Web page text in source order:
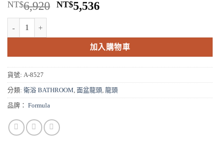
NT$6,920 原
格：
NT$6,920。
NT$5,536目
格：
NT$5,536。
Formula極簡面盆龍頭 A-8527 數量
加入購物車
貨號: A-8527
分類: 衛浴 BATHROOM, 面盆龍頭, 龍頭
品牌： Formula